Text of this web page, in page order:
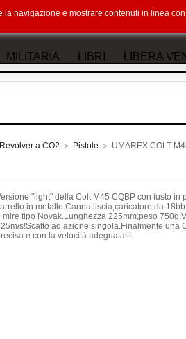
MILITARIA LIBRI LIBERA
a CO2 > Pistole > UMAREX COLT
"light" della Colt M45 CQBP con fusto in
in metallo.Canna liscia;caricatore da
mire tipo Novak.Lunghezza 225mm;peso
s!Scatto ad azione singola.Finalmente una
e con la velocità adeguata!!!
navigazione e mostrare contenuti in linea